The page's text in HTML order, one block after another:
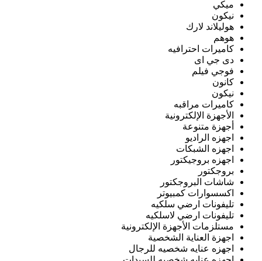
ميكي
نيكون
هوليلاند لارك
هوهم
كاميرات احترافيه
دى جي اى
فوجي فيلم
كانون
نيكون
كاميرات مراقبه
الأجهزة الإلكترونية
أجهزة متنوعة
اجهزه الراديو
اجهزه الشبكات
اجهزه بروجيكتور
بروجكتور
شاشات البروجكتور
اكسسوارات كمبيوتر
تليفونات ارضي سلكيه
تليفونات ارضي لاسلكيه
مستلزمات الأجهزة الإلكترونية
اجهزة العناية الشخصية
اجهزه عنايه شخصيه للرجال